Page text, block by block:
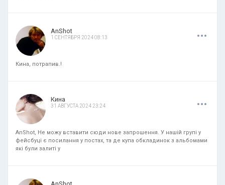
AnShot
1 СЕНТЯБРЯ 2024 08:13 ...
Кина, потрапив.!
Кина
31 АВГУСТА 2024 23:24 ...
AnShot, Не можу вставити сюди нове запрошення. У нашій групі у
фейсбуці є посилання у постах, та де купа обкладинок з альбомами
які були залиті у